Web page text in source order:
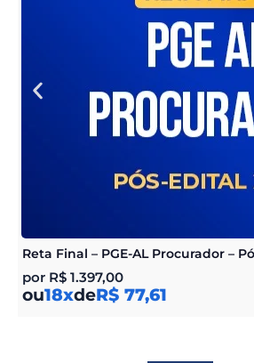
Reta Final – PGE-AL Procurador –
por R$ 1.397,00
ou18xdeR$ 77,61